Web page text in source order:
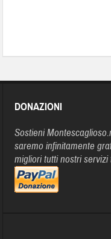
DONAZIONI
Sostieni
saremo infinitamente
migliori tutti nostri